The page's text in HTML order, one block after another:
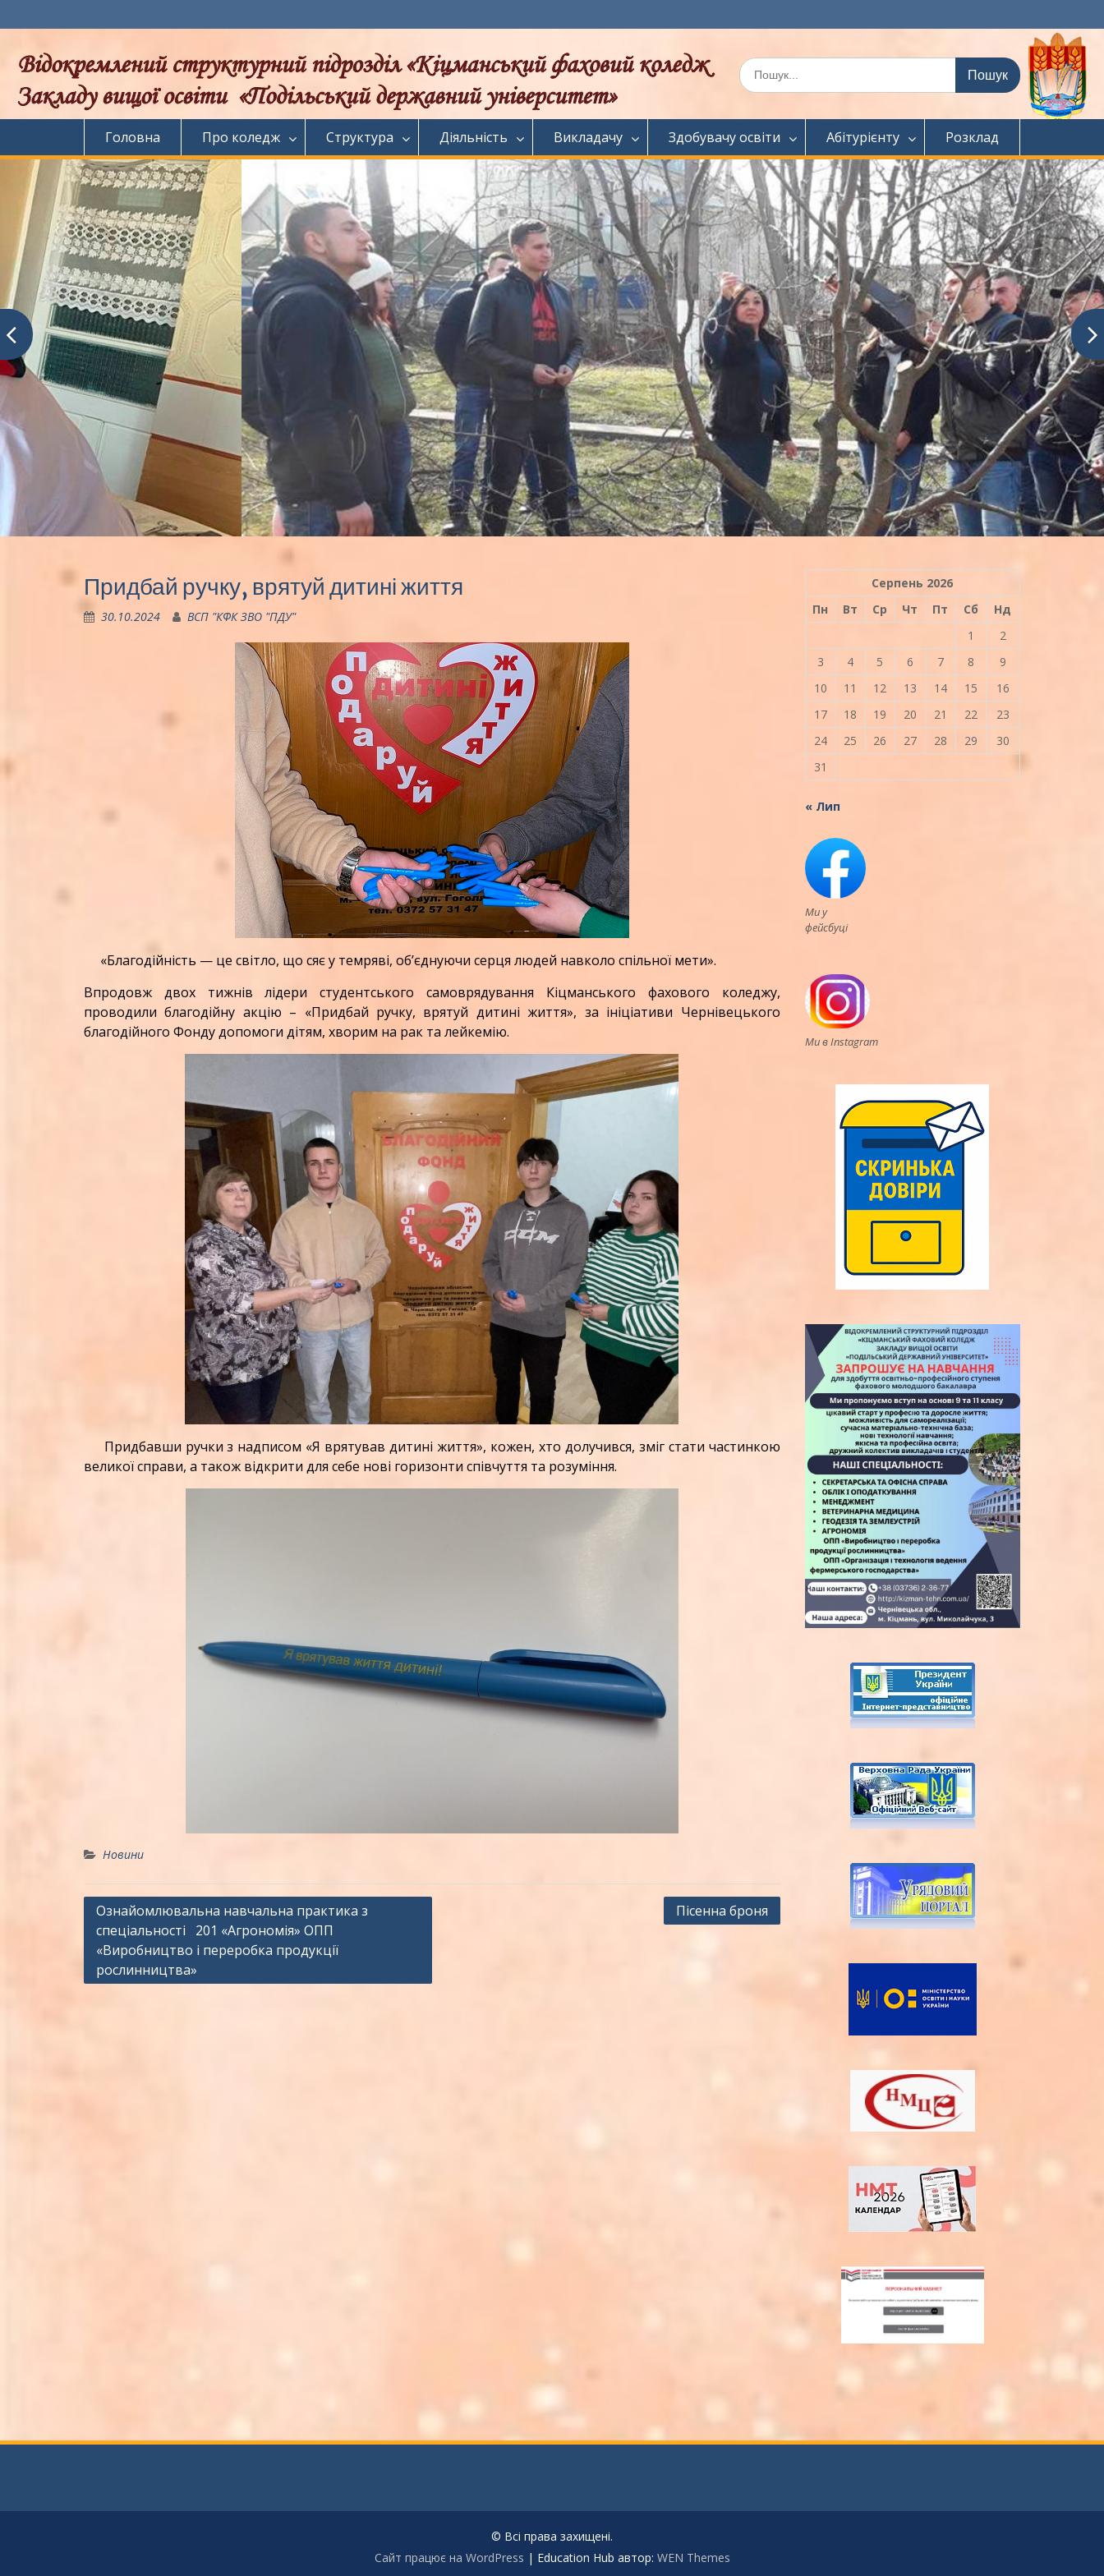
до
Шукати:
Головна Про коледж Структура Діяльність Викладачу Здобувачу освіти Абітурієнту Розклад
Придбай ручку, врятуй дитині життя
30.10.2024 ВСП "КФК ЗВО "ПДУ"
«Благодійність — це світло, що сяє у темряві, об’єднуючи серця людей навколо спільної мети».
Впродовж двох тижнів лідери студентського самоврядування Кіцманського фахового коледжу,
проводили благодійну акцію – «Придбай ручку, врятуй дитині життя», за ініціативи Чернівецького
благодійного Фонду допомоги дітям, хворим на рак та лейкемію.
Придбавши ручки з надписом «Я врятував дитині життя», кожен, хто долучився, зміг стати частинкою
великої справи, а також відкрити для себе нові горизонти співчуття та розуміння.
Новини
Навігація
записів
Ознайомлювальна навчальна практика з
спеціальності 201 «Агрономія» ОПП
«Виробництво і переробка продукції
рослинництва»
Пісенна броня
Серпень 2026
Пн
Вт Ср Чт Пт Сб
Нд
1
2
3
4 5 6 7 8
9
10
11 12 13 14 15
16
17
18 19 20 21 22
23
24
25 26 27 28 29
30
31
« Лип
Ми у
фейсбуці
Ми в Instagram
© Всі права захищені.
Сайт працює на WordPress | Education Hub автор: WEN Themes